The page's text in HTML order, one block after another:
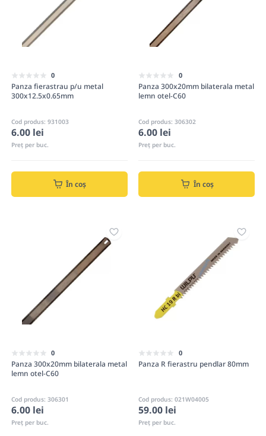
0
Panza fierastrau p/u metal
300x12.5x0.65mm
Cod produs: 931003
6.00 lei
Preț per buc.
În coș
0
Panza 300x20mm bilaterala metal
lemn otel-C60
Cod produs: 306302
6.00 lei
Preț per buc.
În coș
0
Panza 300x20mm bilaterala metal
lemn otel-C60
Cod produs: 306301
6.00 lei
Preț per buc.
0
Panza R fierastru pendlar 80mm
Cod produs: 021W04005
59.00 lei
Preț per buc.